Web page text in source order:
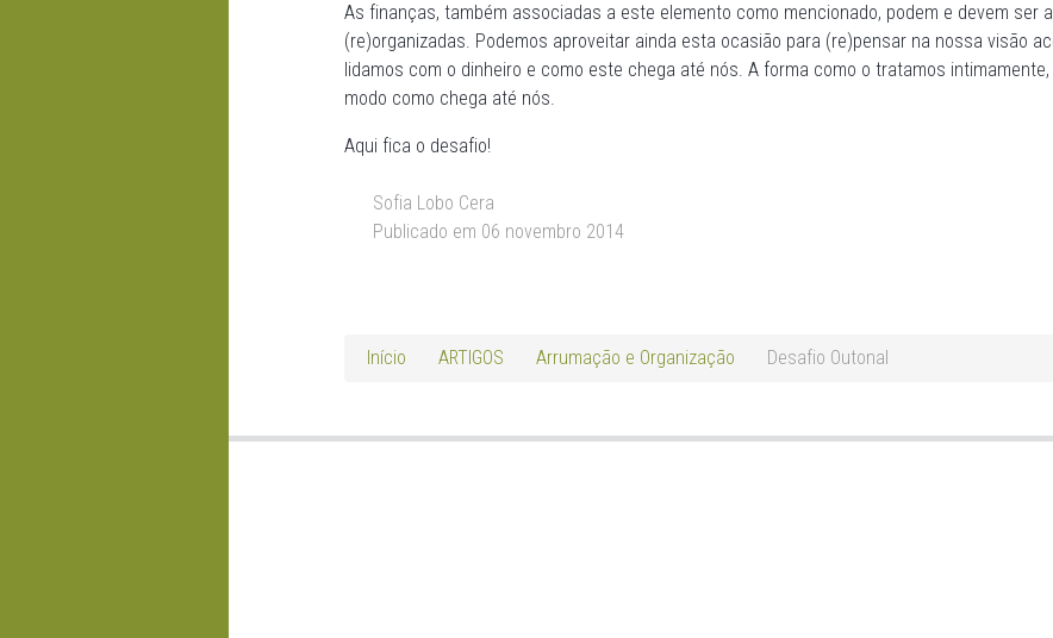
As finanças, também associadas a este elemento como mencionado, podem e devem ser
(re)organizadas. Podemos aproveitar ainda esta ocasião para (re)pensar na nossa visão
lidamos com o dinheiro e como este chega até nós. A forma como o tratamos
modo como chega até nós.
Aqui fica o desafio!
Sofia Lobo Cera
Publicado em 06 novembro 2014
Início ARTIGOS Arrumação e Organização Desafio Outonal